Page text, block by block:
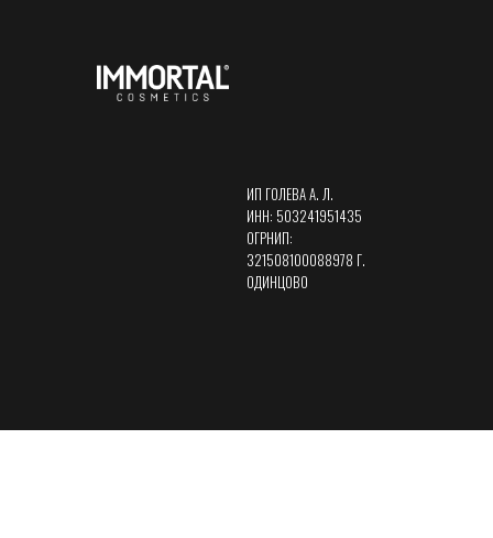
ИП ГОЛЕВА А. Л.
ИНН: 503241951435
ОГРНИП:
321508100088978 Г.
ОДИНЦОВО